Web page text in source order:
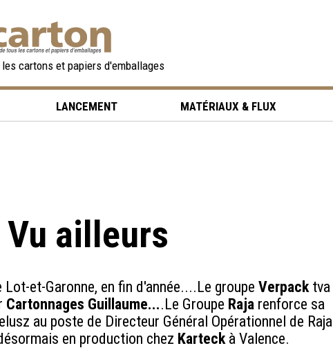
cartons et papiers d'emballages
LANCEMENT MATÉRIAUX & FLUX
ailleurs
Lot-et-Garonne, en fin d'année....Le groupe Verpacktva
Cartonnages Guillaume....Le Groupe Raja renforce sa
au poste de Directeur Général Opérationnel de Raja
en production chez Karteck à Valence.